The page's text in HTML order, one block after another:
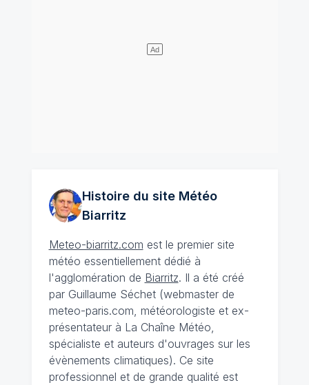
Histoire du site Météo
Biarritz
Meteo-biarritz.com est le premier site
météo essentiellement dédié à
l'agglomération de Biarritz. Il a été créé
par Guillaume Séchet (webmaster de
meteo-paris.com, météorologiste et ex-
présentateur à La Chaîne Météo,
spécialiste et auteurs d'ouvrages sur les
évènements climatiques). Ce site
professionnel et de grande qualité est